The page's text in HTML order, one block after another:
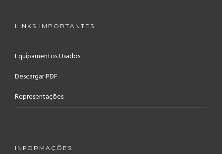
LINKS IMPORTANTES
Equipamentos Usados
Descargar PDF
Representações
INFORMAÇÕES